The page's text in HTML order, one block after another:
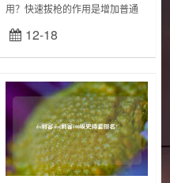
用？快速拔枪的作用是增加普通
速拔枪是漫游枪手的招牌技能之
一，自从技能改为被动之后，伤
12-18